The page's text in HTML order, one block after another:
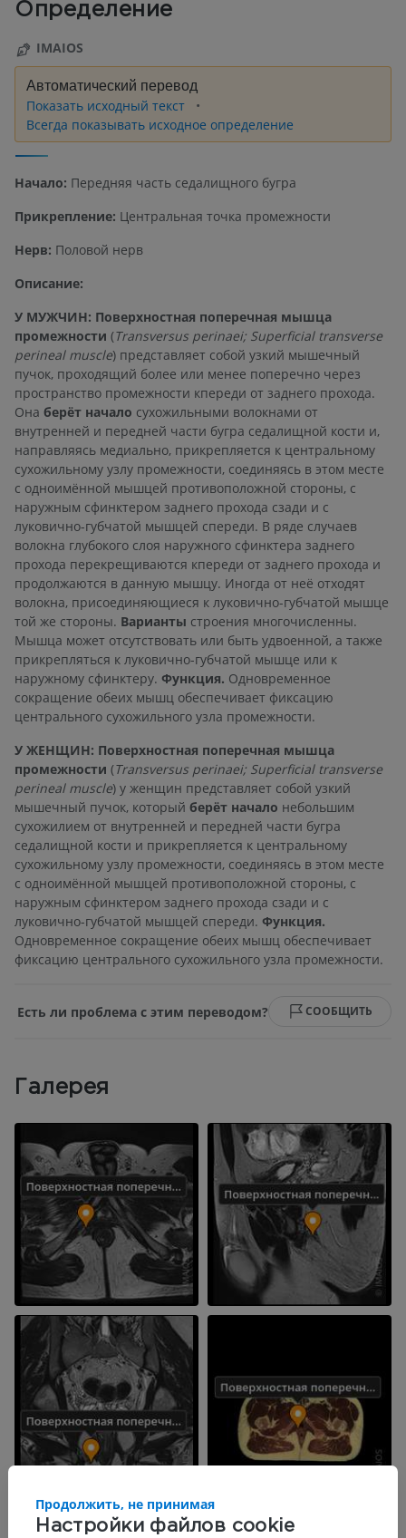
Определение
IMAIOS
Автоматический перевод
Показать исходный текст
Всегда показывать исходное определение
Начало: Передняя часть седалищного бугра
Прикрепление: Центральная точка промежности
Нерв: Половой нерв
Описание:
У МУЖЧИН: Поверхностная поперечная мышца
промежности (Transversus perinaei; Superficial transverse
perineal muscle) представляет собой узкий мышечный
пучок, проходящий более или менее поперечно через
пространство промежности кпереди от заднего прохода.
Она берёт начало сухожильными волокнами от
внутренней и передней части бугра седалищной кости и,
направляясь медиально, прикрепляется к центральному
сухожильному узлу промежности, соединяясь в этом месте
с одноимённой мышцей противоположной стороны, с
наружным сфинктером заднего прохода сзади и с
луковично-губчатой мышцей спереди. В ряде случаев
волокна глубокого слоя наружного сфинктера заднего
прохода перекрещиваются кпереди от заднего прохода и
продолжаются в данную мышцу. Иногда от неё отходят
волокна, присоединяющиеся к луковично-губчатой мышце
той же стороны. Варианты строения многочисленны.
Мышца может отсутствовать или быть удвоенной, а также
прикрепляться к луковично-губчатой мышце или к
наружному сфинктеру. Функция. Одновременное
сокращение обеих мышц обеспечивает фиксацию
центрального сухожильного узла промежности.
У ЖЕНЩИН: Поверхностная поперечная мышца
промежности (Transversus perinaei; Superficial transverse
perineal muscle) у женщин представляет собой узкий
мышечный пучок, который берёт начало небольшим
сухожилием от внутренней и передней части бугра
седалищной кости и прикрепляется к центральному
сухожильному узлу промежности, соединяясь в этом месте
с одноимённой мышцей противоположной стороны, с
наружным сфинктером заднего прохода сзади и с
луковично-губчатой мышцей спереди. Функция.
Одновременное сокращение обеих мышц обеспечивает
фиксацию центрального сухожильного узла промежности.
Есть ли проблема с этим переводом? СООБЩИТЬ
Галерея
Настройки файлов cookie
Продолжить, не принимая